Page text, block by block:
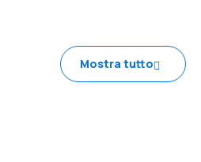
Mostra tutto